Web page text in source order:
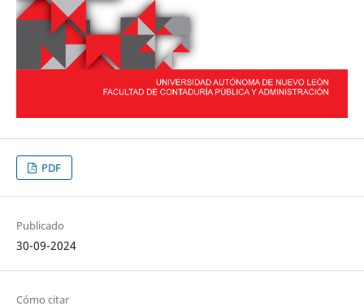
PDF
Publicado
30-09-2024
Cómo citar